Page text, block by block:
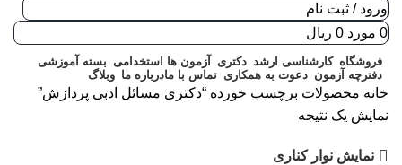
ورود / ثبت نام
0 مورد 0 ریال
فروشگاه کارشناسی ارشد دکتری آزمون ها استخدامی بسته آموزشی
دفترچه آزمون دعوت به همکاری تماس با مادرباره ما وبلاگ
خانه محصولات برچسب خورده “دکتری مسائل ادبی پردازش”
نمایش یک نتیجه
نمایش نوار کناری